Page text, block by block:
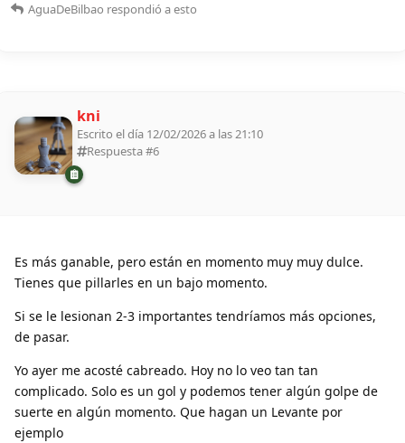
AguaDeBilbao respondió a esto
kni
Escrito el día 12/02/2026 a las 21:10
Respuesta #6
Es más ganable, pero están en momento muy muy dulce.
Tienes que pillarles en un bajo momento.
Si se le lesionan 2-3 importantes tendríamos más opciones,
de pasar.
Yo ayer me acosté cabreado. Hoy no lo veo tan tan
complicado. Solo es un gol y podemos tener algún golpe de
suerte en algún momento. Que hagan un Levante por
ejemplo